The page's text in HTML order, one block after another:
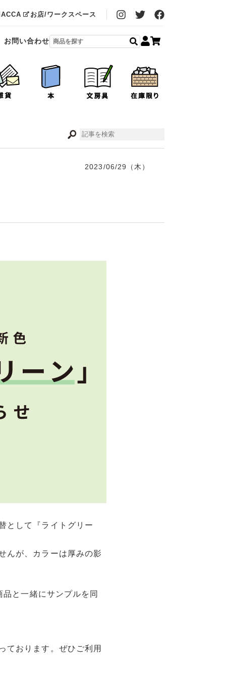
お店/ワークスペース
お問い合わせ
2023/06/29（木）
として『ライトグリー
んが、カラーは厚みの影
と一緒にサンプルを同
ております。ぜひご利用